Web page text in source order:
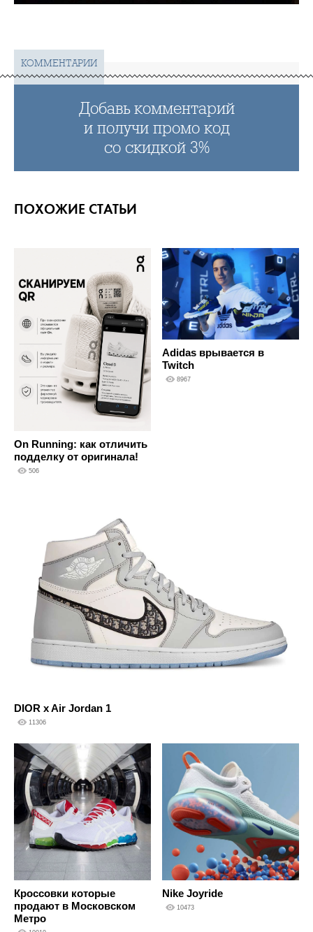
КОММЕНТАРИИ
Добавь комментарий
и получи промо код
со скидкой 3%
ПОХОЖИЕ СТАТЬИ
On Running: как отличить
подделку от оригинала!
506
Adidas врывается в
Twitch
8967
DIOR x Air Jordan 1
11306
Кроссовки которые
продают в Московском
Метро
Nike Joyride
10473